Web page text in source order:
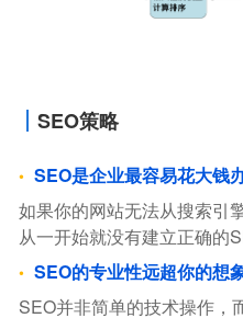
SEO策略
SEO是企业最容易花大钱
如果你的网站无法从搜索引
从一开始就没有建立正确的
SEO的专业性远超你的想
SEO并非简单的技术操作，